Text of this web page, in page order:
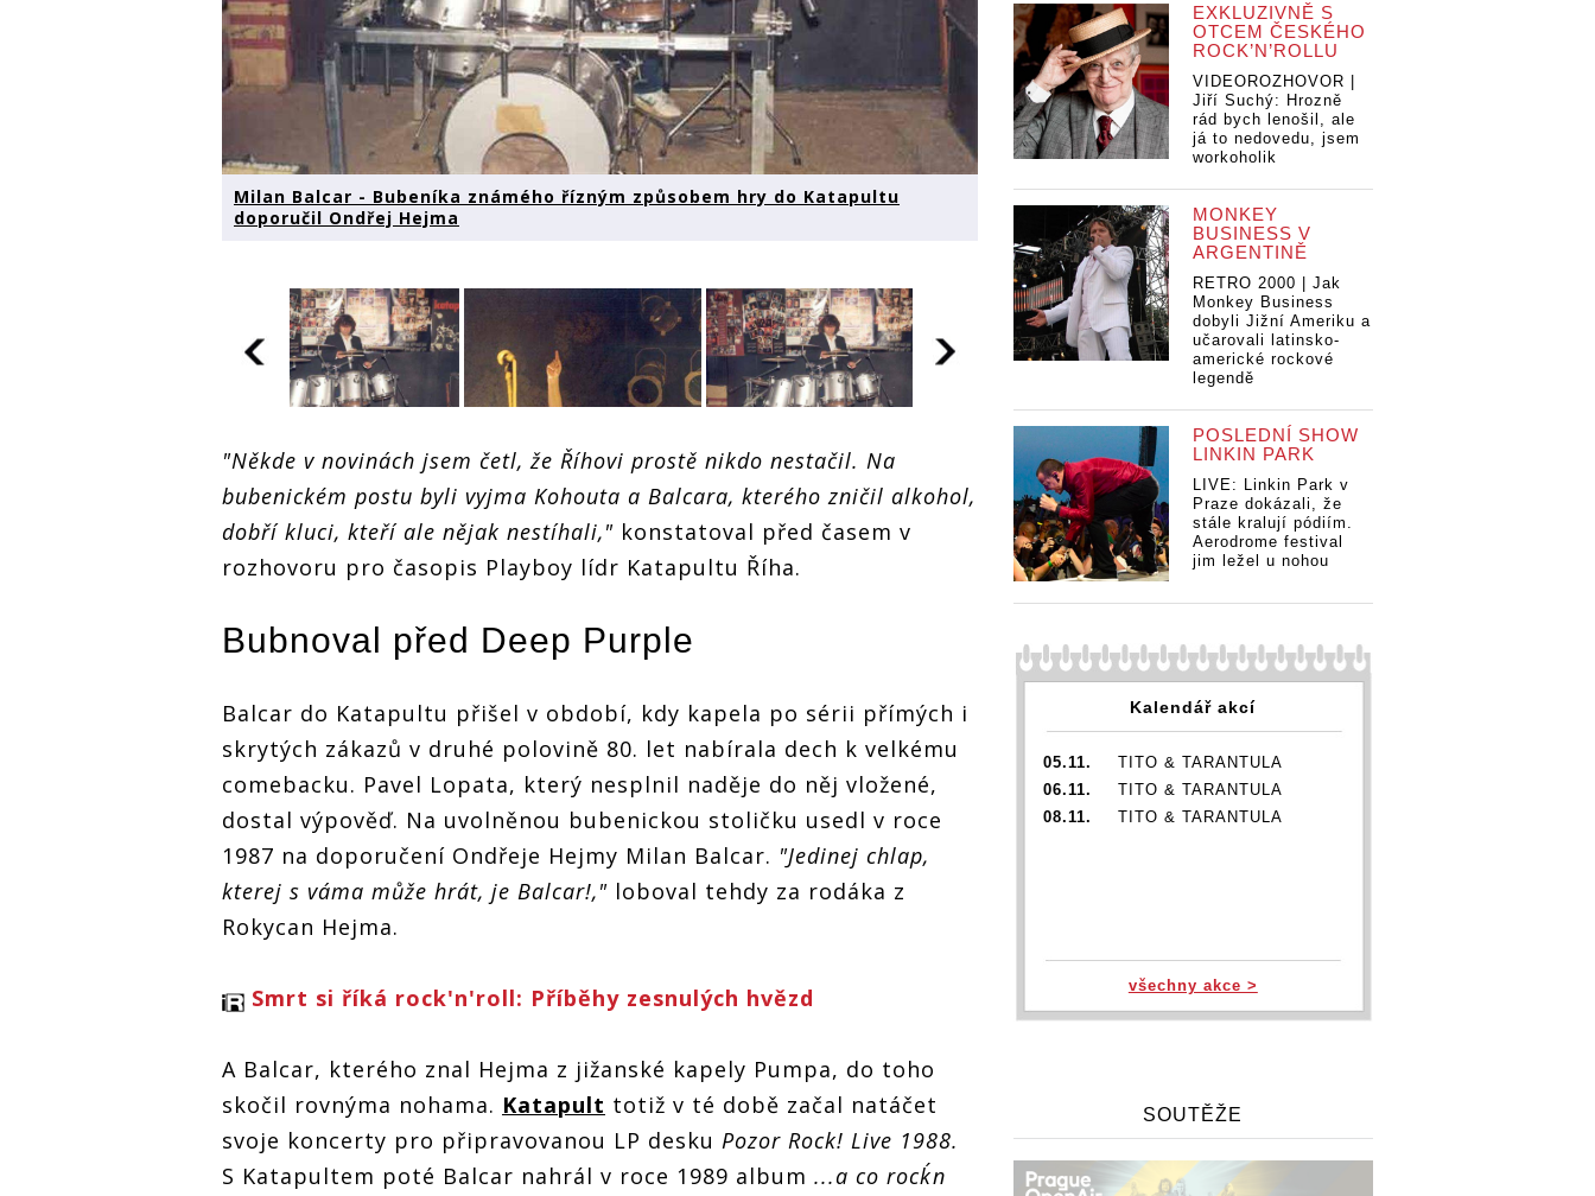
Milan Balcar - Bubeníka známého řízným způsobem hry do Katapultu
doporučil Ondřej Hejma
Bubeníka známého
řízným způsobem hry
do Katapultu
doporučil Ondřej
Milan Balcar -
do Katapultu
Hejma
Bubeníka známého
řízným způsobem hry
do Katapultu
doporučil Ondřej
Milan Balcar -
Bubeníka známého
řízným způsobem hry
do Katapultu
doporučil Ondřej
"Někde v novinách jsem četl, že Říhovi prostě nikdo nestačil. Na
bubenickém postu byli vyjma Kohouta a Balcara, kterého zničil alkohol,
dobří kluci, kteří ale nějak nestíhali," konstatoval před časem v
rozhovoru pro časopis Playboy lídr Katapultu Říha.
Bubnoval před Deep Purple
Balcar do Katapultu přišel v období, kdy kapela po sérii přímých i
skrytých zákazů v druhé polovině 80. let nabírala dech k velkému
comebacku. Pavel Lopata, který nesplnil naděje do něj vložené,
dostal výpověď. Na uvolněnou bubenickou stoličku usedl v roce
1987 na doporučení Ondřeje Hejmy Milan Balcar. "Jedinej chlap,
kterej s váma může hrát, je Balcar!," loboval tehdy za rodáka z
Rokycan Hejma.
Smrt si říká rock'n'roll: Příběhy zesnulých hvězd
A Balcar, kterého znal Hejma z jižanské kapely Pumpa, do toho
skočil rovnýma nohama. Katapult totiž v té době začal natáčet
svoje koncerty pro připravovanou LP desku Pozor Rock! Live 1988.
S Katapultem poté Balcar nahrál v roce 1989 album ...a co rock´n
EXKLUZIVNĚ S
OTCEM ČESKÉHO
ROCK’N’ROLLU
VIDEOROZHOVOR |
Jiří Suchý: Hrozně
rád bych lenošil, ale
já to nedovedu, jsem
workoholik
MONKEY
BUSINESS V
ARGENTINĚ
RETRO 2000 | Jak
Monkey Business
dobyli Jižní Ameriku a
učarovali latinsko-
americké rockové
legendě
POSLEDNÍ SHOW
LINKIN PARK
LIVE: Linkin Park v
Praze dokázali, že
stále kralují pódiím.
Aerodrome festival
jim ležel u nohou
Kalendář akcí
05.11.
TITO & TARANTULA
06.11.
TITO & TARANTULA
08.11.
TITO & TARANTULA
všechny akce >
SOUTĚŽE